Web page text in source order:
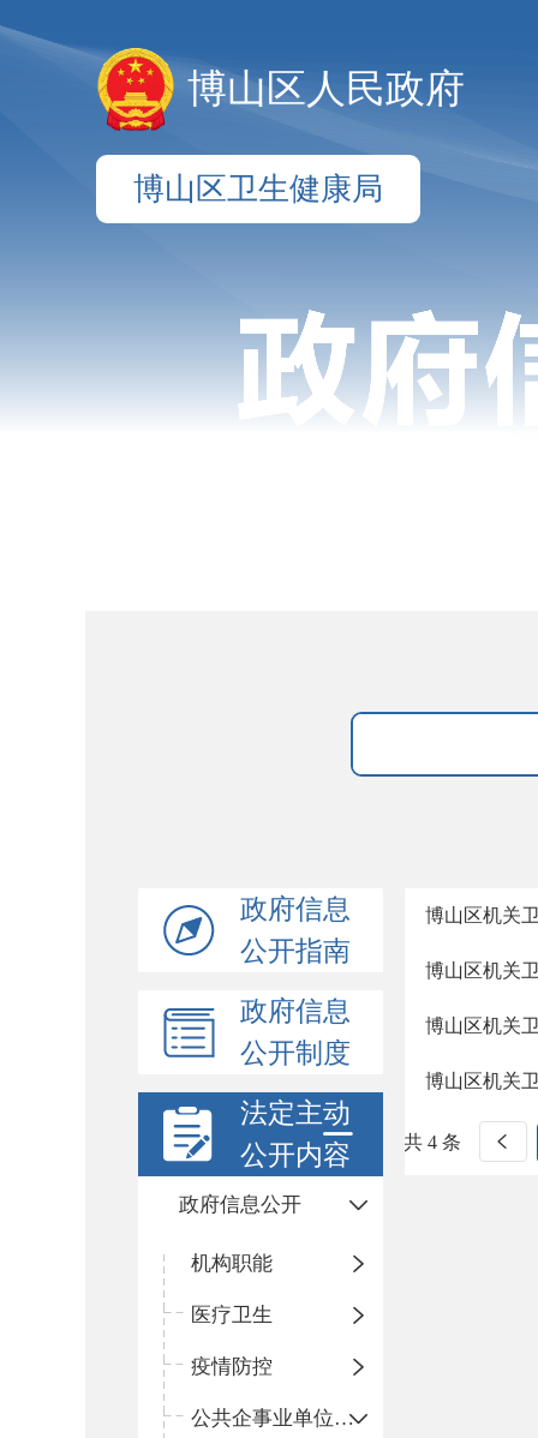
博山区人民政府
博山区卫生健康局
政府信息
公开指南
政府信息
公开制度
法定主动
公开内容
政府信息公开
机构职能
医疗卫生
疫情防控
公共企事业单位信息公开
博山区机关
博山区机关
博山区机关
博山区机关
共 4 条